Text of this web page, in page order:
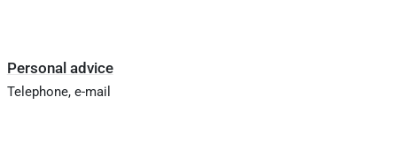
Personal advice
Telephone, e-mail